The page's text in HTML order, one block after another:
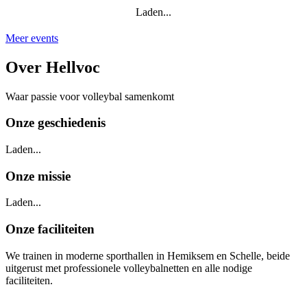
Laden...
Meer events
Over Hellvoc
Waar passie voor volleybal samenkomt
Onze geschiedenis
Laden...
Onze missie
Laden...
Onze faciliteiten
We trainen in moderne sporthallen in Hemiksem en Schelle, beide
uitgerust met professionele volleybalnetten en alle nodige
faciliteiten.